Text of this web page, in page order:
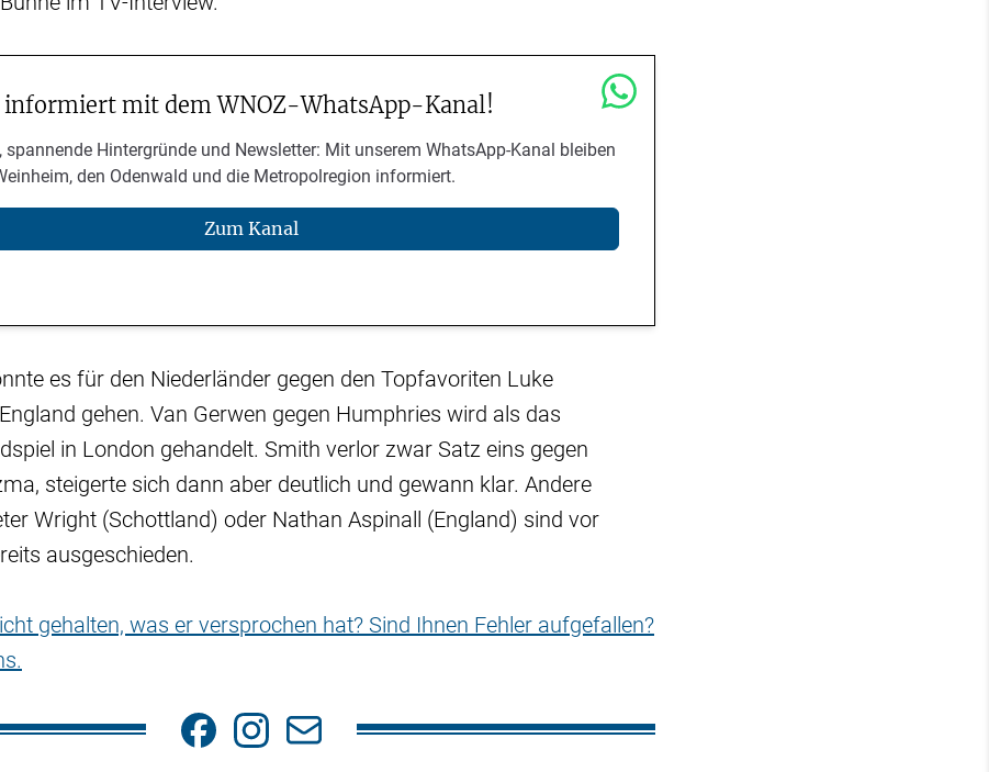
mit dem WNOZ-WhatsApp-Kanal!
spannende Hintergründe und Newsletter: Mit unserem WhatsApp-Kanal bleiben
den Odenwald und die Metropolregion informiert.
Zum Kanal
es für den Niederländer gegen den Topfavoriten Luke
gehen. Van Gerwen gegen Humphries wird als das
in London gehandelt. Smith verlor zwar Satz eins gegen
steigerte sich dann aber deutlich und gewann klar. Andere
Wright (Schottland) oder Nathan Aspinall (England) sind vor
ausgeschieden.
gehalten, was er versprochen hat? Sind Ihnen Fehler aufgefallen?